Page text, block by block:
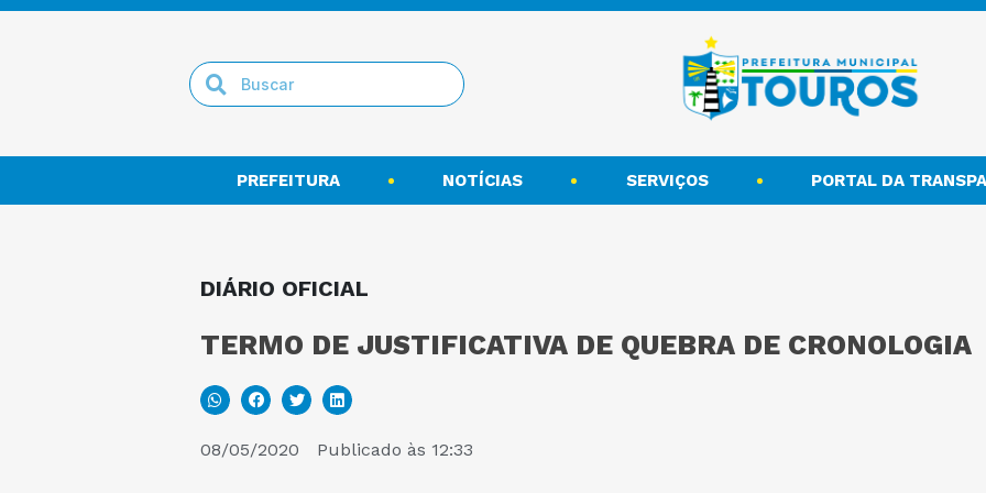
PREFEITURA NOTÍCIAS SERVIÇOS PORTAL DA
DIÁRIO OFICIAL
TERMO DE JUSTIFICATIVA DE QUEBRA DE CRONOLOGIA
08/05/2020 Publicado às 12:33